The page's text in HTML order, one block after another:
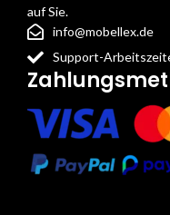
auf Sie.
info@mobellex.de
Support-